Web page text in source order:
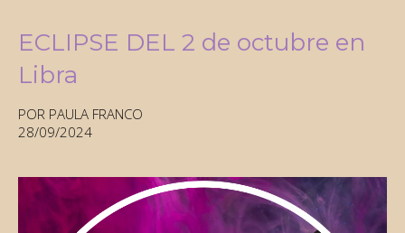
ECLIPSE DEL 2 de octubre en
Libra
POR PAULA FRANCO
28/09/2024